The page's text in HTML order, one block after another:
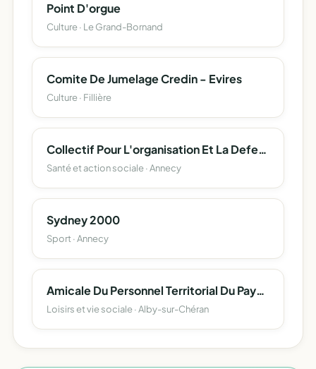
Point D'orgue
Culture · Le Grand-Bornand
Comite De Jumelage Credin - Evires
Culture · Fillière
Collectif Pour L'organisation Et La Defense Du Territoire De Sante De Haute-Savoie
Santé et action sociale · Annecy
Sydney 2000
Sport · Annecy
Amicale Du Personnel Territorial Du Pays D'alby
Loisirs et vie sociale · Alby-sur-Chéran